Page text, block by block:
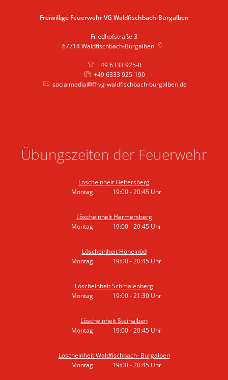
Freiwillige Feuerwehr VG Waldfischbach-Burgalben
Friedhofstraße 3
67714 Waldfischbach-Burgalben
+49 6333 925-0
+49 6333 925-190
socialmedia@ff-vg-waldfischbach-burgalben.de
Übungszeiten der Feuerwehr
Löscheinheit Heltersberg
Montag
19:00-20:45 Uhr
Löscheinheit Hermersberg
Montag
19:00-20:45 Uhr
Löscheinheit Höheinöd
Montag
19:00-20:45 Uhr
Löscheinheit Schmalenberg
Montag
19:00-21:30 Uhr
Löscheinheit Steinalben
Montag
19:00-20:45 Uhr
Löscheinheit Waldfischbach- Burgalben
Montag
19:00-20:45 Uhr